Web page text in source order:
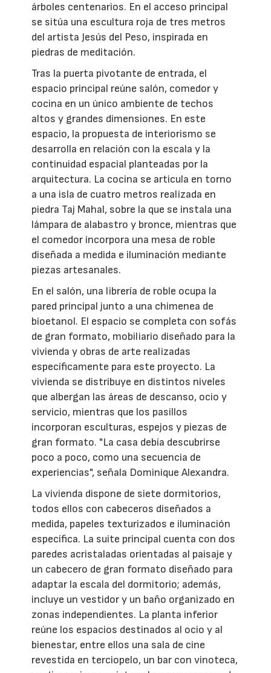
árboles centenarios. En el acceso principal
se sitúa una escultura roja de tres metros
del artista Jesús del Peso, inspirada en
piedras de meditación.
Tras la puerta pivotante de entrada, el
espacio principal reúne salón, comedor y
cocina en un único ambiente de techos
altos y grandes dimensiones. En este
espacio, la propuesta de interiorismo se
desarrolla en relación con la escala y la
continuidad espacial planteadas por la
arquitectura. La cocina se articula en torno
a una isla de cuatro metros realizada en
piedra Taj Mahal, sobre la que se instala una
lámpara de alabastro y bronce, mientras que
el comedor incorpora una mesa de roble
diseñada a medida e iluminación mediante
piezas artesanales.
En el salón, una librería de roble ocupa la
pared principal junto a una chimenea de
bioetanol. El espacio se completa con sofás
de gran formato, mobiliario diseñado para la
vivienda y obras de arte realizadas
específicamente para este proyecto. La
vivienda se distribuye en distintos niveles
que albergan las áreas de descanso, ocio y
servicio, mientras que los pasillos
incorporan esculturas, espejos y piezas de
gran formato. "La casa debía descubrirse
poco a poco, como una secuencia de
experiencias", señala Dominique Alexandra.
La vivienda dispone de siete dormitorios,
todos ellos con cabeceros diseñados a
medida, papeles texturizados e iluminación
específica. La suite principal cuenta con dos
paredes acristaladas orientadas al paisaje y
un cabecero de gran formato diseñado para
adaptar la escala del dormitorio; además,
incluye un vestidor y un baño organizado en
zonas independientes. La planta inferior
reúne los espacios destinados al ocio y al
bienestar, entre ellos una sala de cine
revestida en terciopelo, un bar con vinoteca,